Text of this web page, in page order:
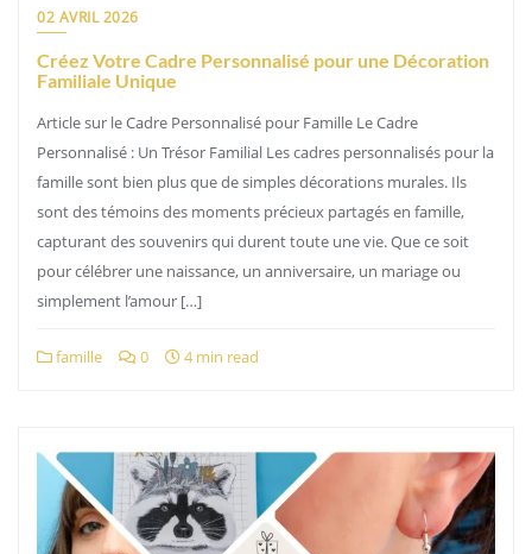
02 AVRIL 2026
Créez Votre Cadre Personnalisé pour une Décoration
Familiale Unique
Article sur le Cadre Personnalisé pour Famille Le Cadre
Personnalisé : Un Trésor Familial Les cadres personnalisés pour la
famille sont bien plus que de simples décorations murales. Ils
sont des témoins des moments précieux partagés en famille,
capturant des souvenirs qui durent toute une vie. Que ce soit
pour célébrer une naissance, un anniversaire, un mariage ou
simplement l’amour […]
famille 0 4 min read